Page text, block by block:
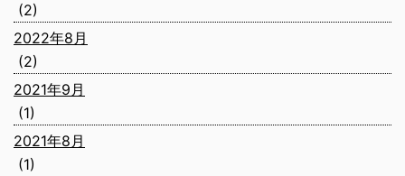
(2)
2022年8月
(2)
2021年9月
(1)
2021年8月
(1)